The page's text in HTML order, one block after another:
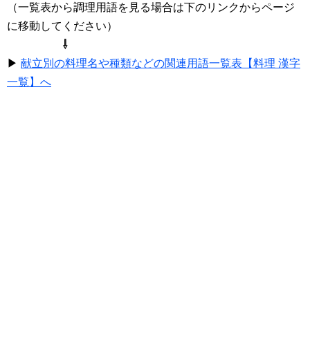
（一覧表から調理用語を見る場合は下のリンクからページ
に移動してください）
⇩
▶ 献立別の料理名や種類などの関連用語一覧表【料理 漢字
一覧】へ